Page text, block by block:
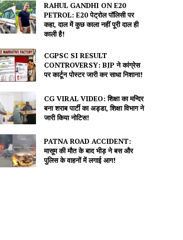
RAHUL GANDHI ON E20
PETROL: E20 पेट्रोल पॉलिसी पर
कहा, दाल में कुछ काला नहीं पूरी दाल ही
काली है!
CGPSC SI RESULT
CONTROVERSY: BJP ने कांग्रेस
पर कार्टून पोस्टर जारी कर साधा निशाना!
CG VIRAL VIDEO: शिक्षा का मन्दिर
बना शराब पार्टी का अड्डा, शिक्षा विभाग ने
जारी किया नोटिस!
PATNA ROAD ACCIDENT:
मासूम की मौत के बाद भीड़ ने बस और
पुलिस के वाहनों में लगाई आग!